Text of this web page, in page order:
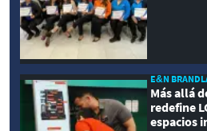
E&N
Más allá
redefine
espacios